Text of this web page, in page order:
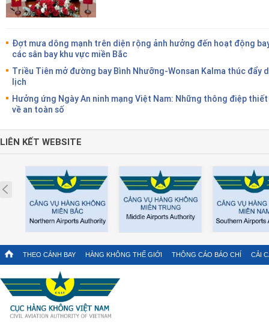
Đợt mưa dông mạnh trên diện rộng ảnh hưởng đến hoạt động
các sân bay khu vực miền Bắc
Triều Tiên mở đường bay Bình Nhưỡng-Wonsan Kalma thúc đẩy
lịch
Hưởng ứng Ngày An ninh mạng Việt Nam: Những thông điệp
về an toàn số
LIÊN KẾT WEBSITE
Prev
THEO CÁNH BAY HÀNG KHÔNG THẾ GIỚI THÔNG CÁO BÁO CHÍ CẢI